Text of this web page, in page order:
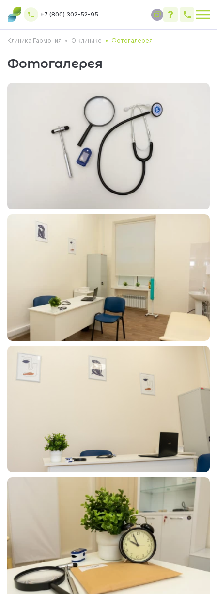
+7 (800) 302-52-95
Клиника Гармония О клинике Фотогалерея
Фотогалерея